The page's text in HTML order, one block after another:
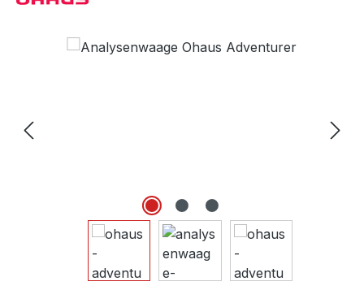
Bildergalerie überspringen